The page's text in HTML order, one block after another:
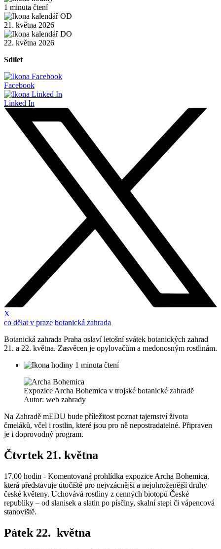
1 minuta čtení
21. května 2026
22. května 2026
Sdílet
Facebook
Linked In
X
co dělat v praze botanická zahrada
Botanická zahrada Praha oslaví letošní svátek botanických zahrad
21. a 22. května. Zasvěcen je opylovačům a medonosným rostlinám.
1 minuta čtení
Expozice Archa Bohemica v trojské botanické zahradě
Autor: web zahrady
Na Zahradě mEDU bude příležitost poznat tajemství života
čmeláků, včel i rostlin, které jsou pro ně nepostradatelné. Připraven
je i doprovodný program.
Čtvrtek 21. května
17.00 hodin - Komentovaná prohlídka expozice Archa Bohemica,
která představuje útočiště pro nejvzácnější a nejohroženější druhy
české květeny. Uchovává rostliny z cenných biotopů České
republiky – od slanisek a slatin po písčiny, skalní stepi či vápencová
stanoviště.
Pátek 22. května